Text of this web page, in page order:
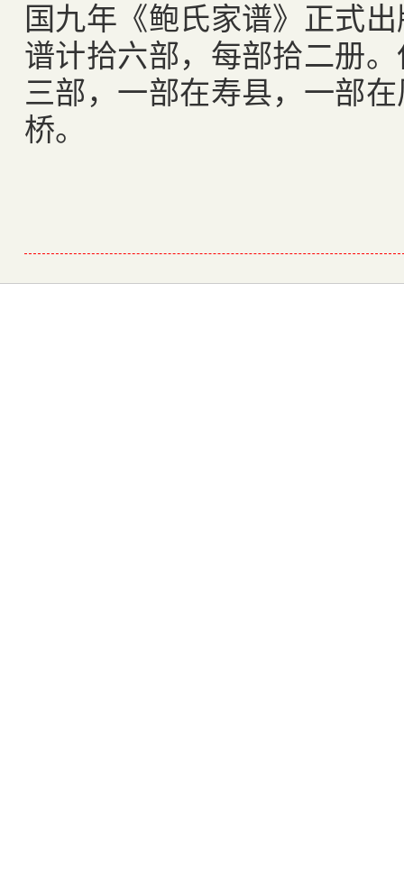
国九年《鲍氏家谱》正式
谱计拾六部，每部拾二册
三部，一部在寿县，一部
桥。